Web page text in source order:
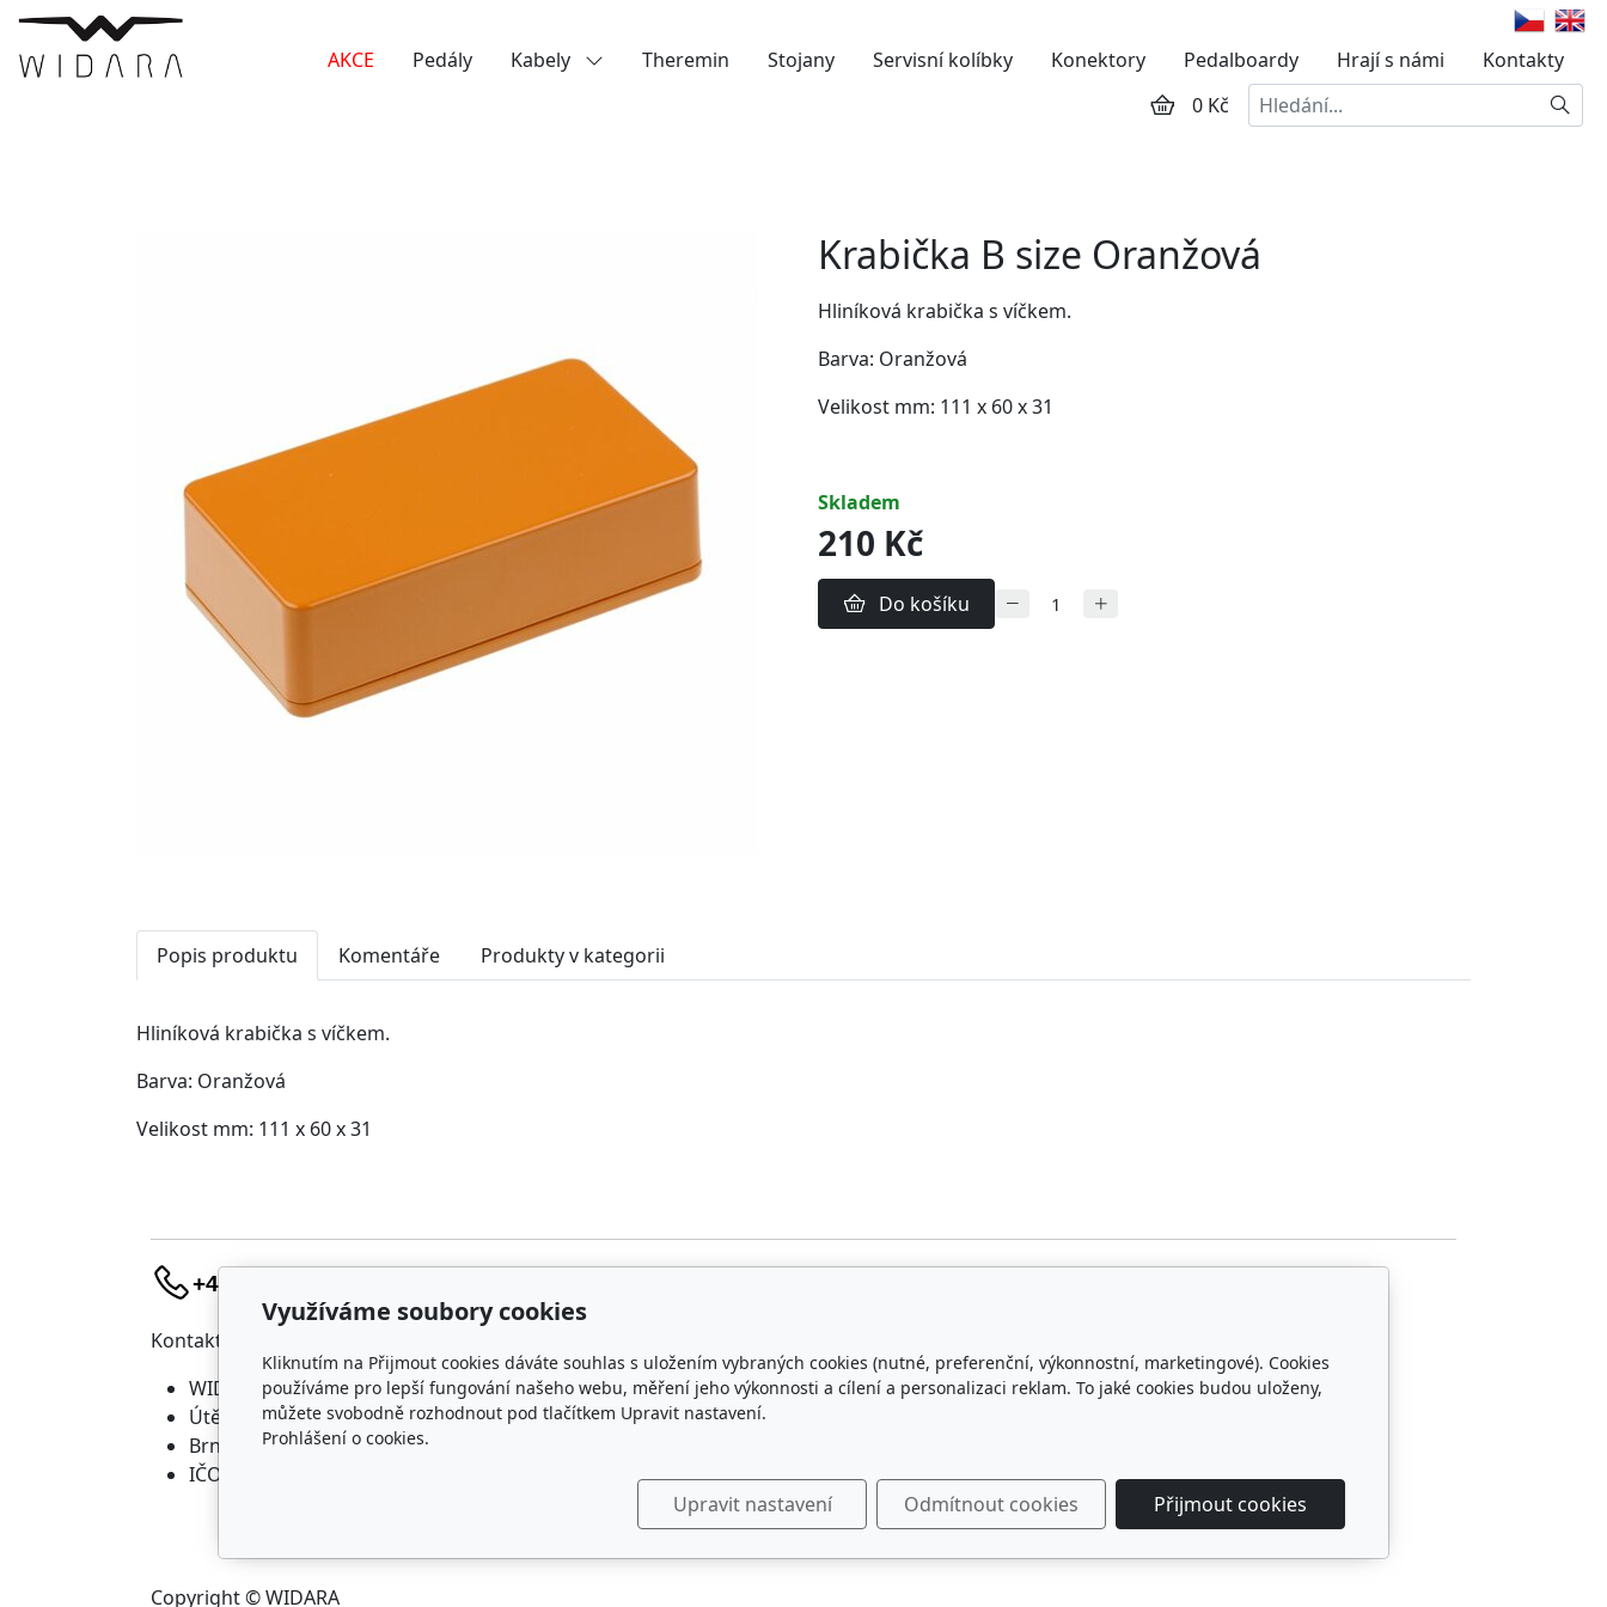
AKCE Pedály Kabely Theremin Stojany Servisní kolíbky Konektory Pedalboardy Hrají s námi
Kontakty
0 Kč
Hledat
Krabička B size Oranžová
Hliníková krabička s víčkem.
Barva: Oranžová
Velikost mm: 111 x 60 x 31
skladem
210 Kč
Do košíku
Popis produktu Komentáře Produkty v kategorii
Hliníková krabička s víčkem.
Barva: Oranžová
Velikost mm: 111 x 60 x 31
+420 736 683 398
Kontakt
WIDARA s.r.o.
Útěchovská 224/1
Brno, 644 00
IČO: 23218550
Doprava a platba
Ochrana osobních údajů
Kontakty
Copyright © WIDARA
Využíváme soubory cookies
Kliknutím na Přijmout cookies dáváte souhlas s uložením vybraných cookies (nutné, preferenční, výkonnostní, marketingové). Cookies
používáme pro lepší fungování našeho webu, měření jeho výkonnosti a cílení a personalizaci reklam. To jaké cookies budou uloženy,
můžete svobodně rozhodnout pod tlačítkem Upravit nastavení.
Prohlášení o cookies.
Upravit nastavení Odmítnout cookies Přijmout cookies